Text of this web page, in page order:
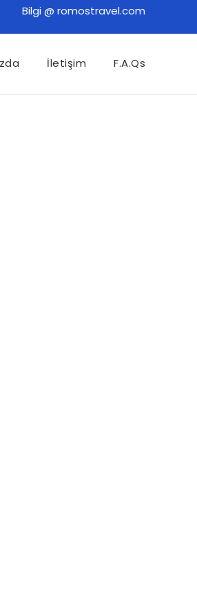
Bilgi @ romostravel.com
İletişim F.A.Qs